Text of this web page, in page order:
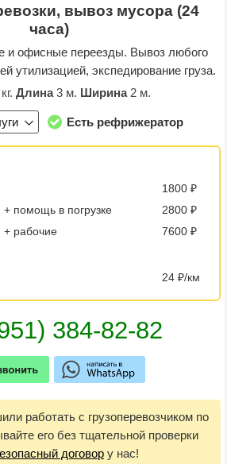
вывоз мусора (24
часа)
и офисные переезды. Вывоз любого
утилизацией, экспедирование груза.
Длина3 м. Ширина2 м.
Есть рефрижератор
1800 ₽
помощь в погрузке
2800 ₽
рабочие
7600 ₽
24 ₽/км
работать с грузоперевозчиком по
его без тщательной проверки
договор у нас!